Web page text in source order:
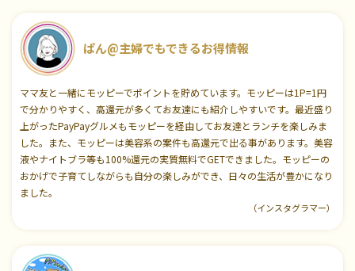
ぱん@主婦でもできるお得情報
ママ友と一緒にモッピーでポイントを貯めています。モッピーは1P=1円
で分かりやすく、高還元が多くてお友達にも紹介しやすいです。最近盛り
上がったPayPayグルメもモッピーを経由してお友達とランチを楽しみま
した。また、モッピーは美容系の案件も高還元で出る事があります。美容
液やナイトブラ等も100%還元の実質無料でGETできました。モッピーの
おかげで子育てしながらも自分の楽しみができ、日々の生活が豊かになり
ました。
（インスタグラマー）